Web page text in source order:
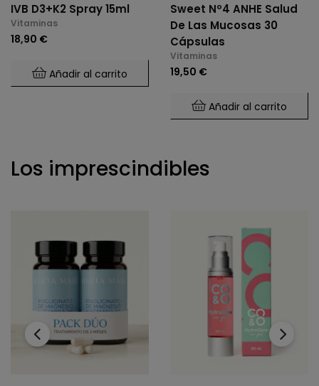
IVB D3+K2 Spray 15ml
Vitaminas
18,90 €
Añadir al carrito
Sweet Nº4 ANHE Salud
De Las Mucosas 30
Cápsulas
Vitaminas
19,50 €
Añadir al carrito
Los imprescindibles
‹ ›